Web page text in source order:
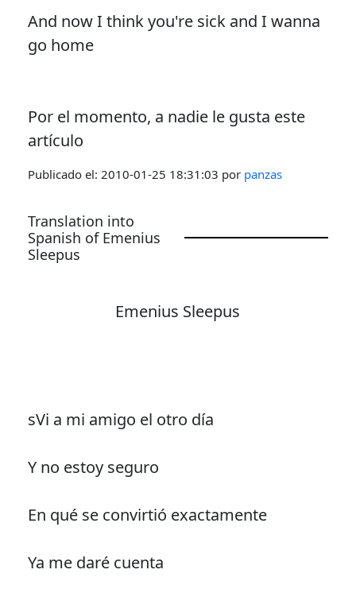
And now I think you're sick and I wanna
go home
Por el momento, a nadie le gusta este
artículo
Publicado el: 2010-01-25 18:31:03 por panzas
Translation into
Spanish of Emenius
Sleepus
Emenius Sleepus
sVi a mi amigo el otro día
Y no estoy seguro
En qué se convirtió exactamente
Ya me daré cuenta